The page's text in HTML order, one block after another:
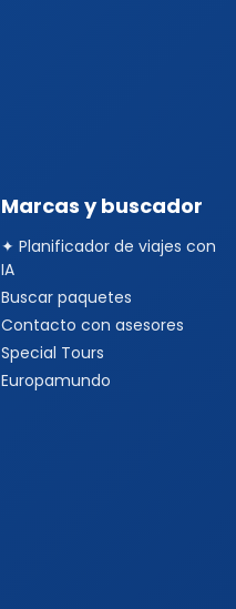
Marcas y buscador
✦ Planificador de viajes con
IA
Buscar paquetes
Contacto con asesores
Special Tours
Europamundo